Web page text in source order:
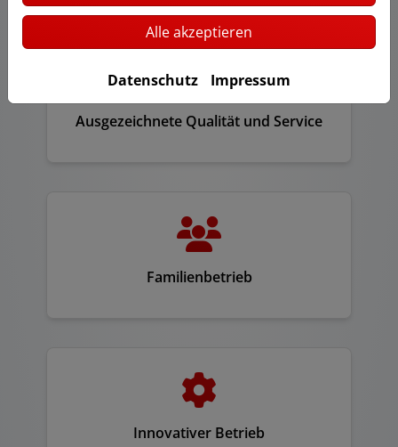
Ausgezeichnete Qualität und Service
Familienbetrieb
Innovativer Betrieb
Alle akzeptieren
Datenschutz Impressum